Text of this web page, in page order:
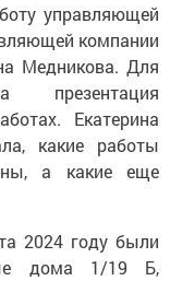
управляющей
компании
Медникова. Для
презентация
Екатерина
какие работы
а какие еще
2024 году были
дома 1/19 Б,